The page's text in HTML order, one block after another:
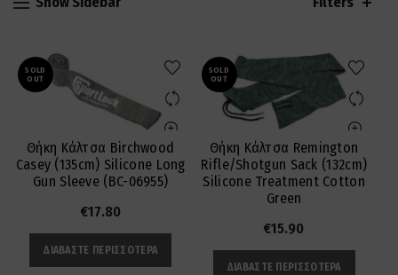
SOLD
OUT
Θήκη Κάλτσα Birchwood
Casey (135cm) Silicone Long
Gun Sleeve (BC-06955)
€17.80
ΔΙΑΒΆΣΤΕ ΠΕΡΙΣΣΌΤΕΡΑ
SOLD
OUT
Θήκη Κάλτσα Remington
Rifle/Shotgun Sack (132cm)
Silicone Treatment Cotton
Green
€15.90
ΔΙΑΒΆΣΤΕ ΠΕΡΙΣΣΌΤΕΡΑ